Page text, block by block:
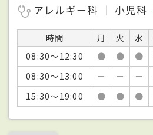
アレルギー科
小児科
時間 月 火 水
08:30～12:30
● ● ●
08:30～13:00
－ － －
15:30～19:00
● ● ●